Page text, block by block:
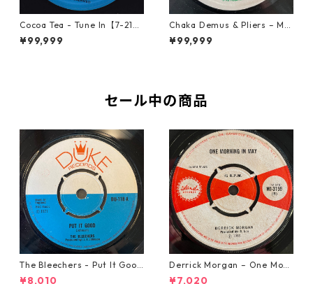
Cocoa Tea - Tune In【7-2187
2】
¥99,999
Chaka Demus & Pliers – Mu
rder She Wrote【7-21777】
¥99,999
セール中の商品
The Bleechers - Put It Good
【7-21637】
¥8,010
Derrick Morgan – One Morn
ing In May【7-21653】
¥7,020